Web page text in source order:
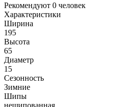
Рекомендуют 0 человек
Характеристики
Ширина
195
Высота
65
Диаметр
15
Сезонность
Зимние
Шипы
нешипованная